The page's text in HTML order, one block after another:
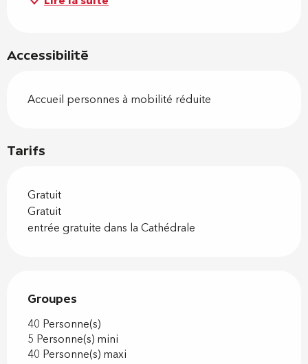
Accessibilité
Accueil personnes à mobilité réduite
Tarifs
Gratuit
Gratuit
entrée gratuite dans la Cathédrale
Groupes
Groupes
40 Personne(s)
5 Personne(s) mini
40 Personne(s) maxi